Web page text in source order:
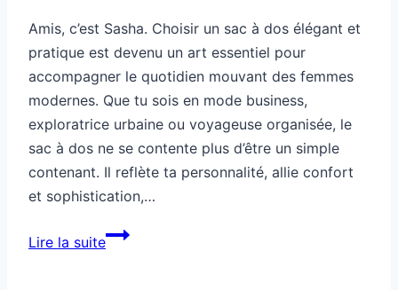
Amis, c’est Sasha. Choisir un sac à dos élégant et
pratique est devenu un art essentiel pour
accompagner le quotidien mouvant des femmes
modernes. Que tu sois en mode business,
exploratrice urbaine ou voyageuse organisée, le
sac à dos ne se contente plus d’être un simple
contenant. Il reflète ta personnalité, allie confort
et sophistication,…
Lire la suiteComment